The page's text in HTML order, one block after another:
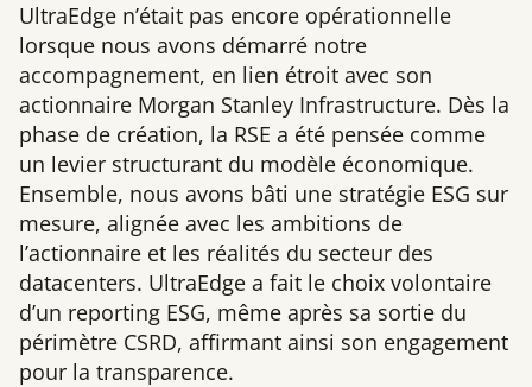
UltraEdge n’était pas encore opérationnelle
lorsque nous avons démarré notre
accompagnement, en lien étroit avec son
actionnaire Morgan Stanley Infrastructure. Dès la
phase de création, la RSE a été pensée comme
un levier structurant du modèle économique.
Ensemble, nous avons bâti une stratégie ESG sur
mesure, alignée avec les ambitions de
l’actionnaire et les réalités du secteur des
datacenters. UltraEdge a fait le choix volontaire
d’un reporting ESG, même après sa sortie du
périmètre CSRD, affirmant ainsi son engagement
pour la transparence.